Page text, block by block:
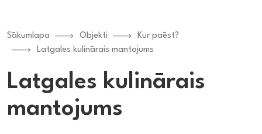
Sākumlapa Objekti
Kur paēst?
Latgales kulinārais mantojums
Latgales kulinārais
mantojums